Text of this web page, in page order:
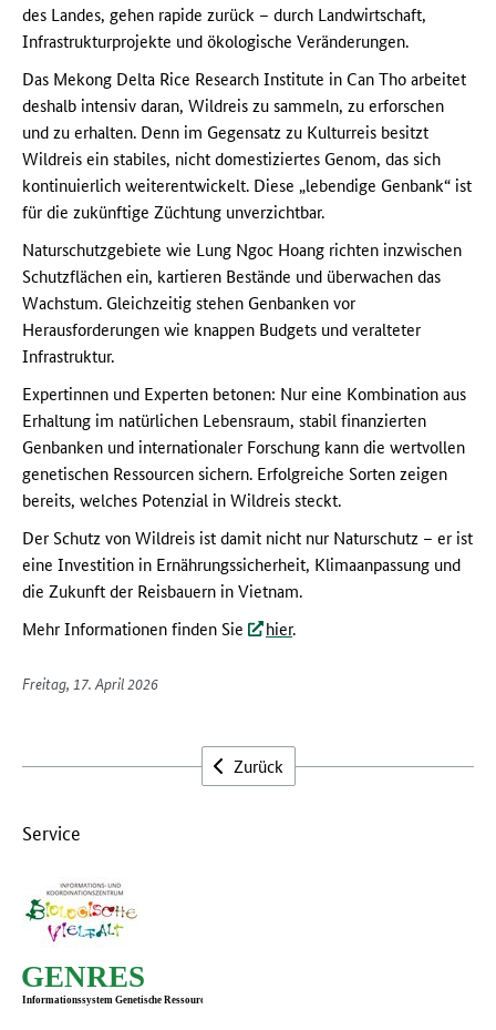
des Landes, gehen rapide zurück – durch Landwirtschaft,
Infrastrukturprojekte und ökologische Veränderungen.
Das Mekong Delta Rice Research Institute in Can Tho arbeitet
deshalb intensiv daran, Wildreis zu sammeln, zu erforschen
und zu erhalten. Denn im Gegensatz zu Kulturreis besitzt
Wildreis ein stabiles, nicht domestiziertes Genom, das sich
kontinuierlich weiterentwickelt. Diese „lebendige Genbank“ ist
für die zukünftige Züchtung unverzichtbar.
Naturschutzgebiete wie Lung Ngoc Hoang richten inzwischen
Schutzflächen ein, kartieren Bestände und überwachen das
Wachstum. Gleichzeitig stehen Genbanken vor
Herausforderungen wie knappen Budgets und veralteter
Infrastruktur.
Expertinnen und Experten betonen: Nur eine Kombination aus
Erhaltung im natürlichen Lebensraum, stabil finanzierten
Genbanken und internationaler Forschung kann die wertvollen
genetischen Ressourcen sichern. Erfolgreiche Sorten zeigen
bereits, welches Potenzial in Wildreis steckt.
Der Schutz von Wildreis ist damit nicht nur Naturschutz – er ist
eine Investition in Ernährungssicherheit, Klimaanpassung und
die Zukunft der Reisbauern in Vietnam.
Mehr Informationen finden Sie
hier.
Freitag, 17. April 2026
Zurück
Service